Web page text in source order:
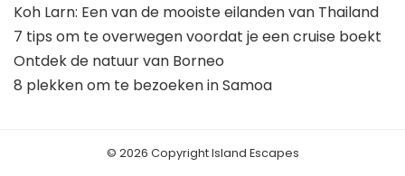
Koh Larn: Een van de mooiste eilanden van Thailand
7 tips om te overwegen voordat je een cruise boekt
Ontdek de natuur van Borneo
8 plekken om te bezoeken in Samoa
© 2026 Copyright Island Escapes